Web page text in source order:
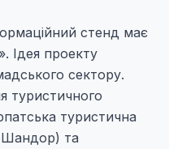
стенд має
Ідея проекту
сектору.
туристичного
туристична
Шандор) та